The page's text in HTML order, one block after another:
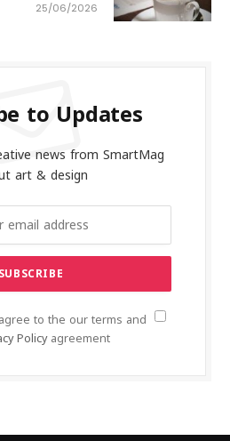
25/06/2026
to Updates
news from SmartMag
art & design.
to the our terms and
Policyagreement.